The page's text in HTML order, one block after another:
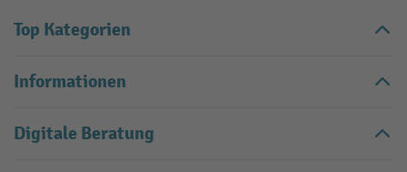
Top Kategorien
Informationen
Digitale Beratung